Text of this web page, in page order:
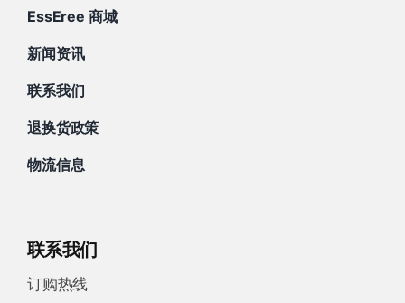
EssEree 商城
新闻资讯
联系我们
退换货政策
物流信息
联系我们
订购热线